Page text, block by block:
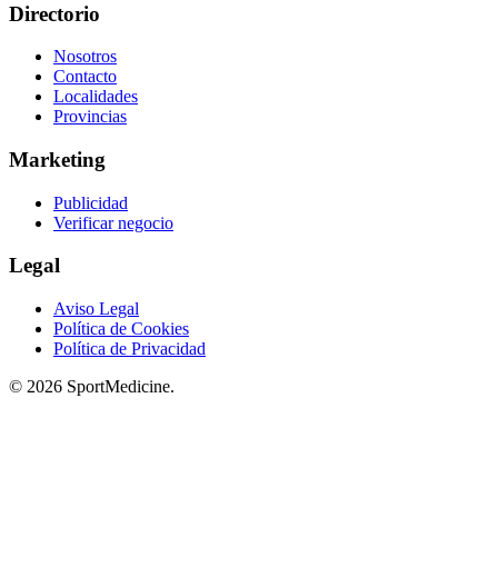
Directorio
Nosotros
Contacto
Localidades
Provincias
Marketing
Publicidad
Verificar negocio
Legal
Aviso Legal
Política de Cookies
Política de Privacidad
© 2026 SportMedicine.